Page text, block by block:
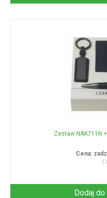
Zestaw NAK711N
Cena:
Dodaj